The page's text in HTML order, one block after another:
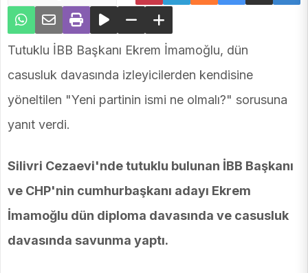
Tutuklu İBB Başkanı Ekrem İmamoğlu, dün
casusluk davasında izleyicilerden kendisine
yöneltilen "Yeni partinin ismi ne olmalı?" sorusuna
yanıt verdi.
Silivri Cezaevi'nde tutuklu bulunan İBB Başkanı
ve CHP'nin cumhurbaşkanı adayı Ekrem
İmamoğlu dün diploma davasında ve casusluk
davasında savunma yaptı.